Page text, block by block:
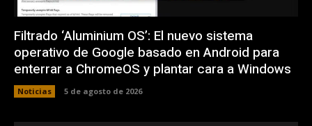
Filtrado ‘Aluminium OS’: El nuevo sistema
operativo de Google basado en Android para
enterrar a ChromeOS y plantar cara a Windows
Noticias 5 de agosto de 2026